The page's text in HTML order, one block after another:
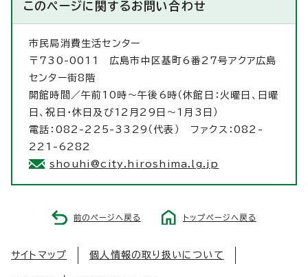
このページに関するお問い合わせ
市民局消費生活センター
〒730-0011 広島市中区基町6番27号アクア広島
センター街8階
開館時間／午前10時～午後6時（休館日：火曜日、日曜
日、祝日・休日及び12月29日～1月3日）
電話：082-225-3329（代表） ファクス：082-
221-6282
shouhi@city.hiroshima.lg.jp
前のページへ戻る トップページへ戻る
サイトマップ 個人情報の取り扱いについて